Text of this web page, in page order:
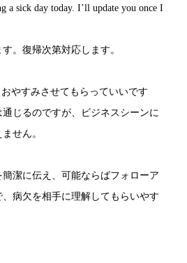
a sick day today. I’ll update you once I
。復帰次第対応します。
おやすみさせてもらっていいです
じるのですが、ビジネスシーンに
せん。
潔に伝え、可能ならばフォローア
病欠を相手に理解してもらいやす